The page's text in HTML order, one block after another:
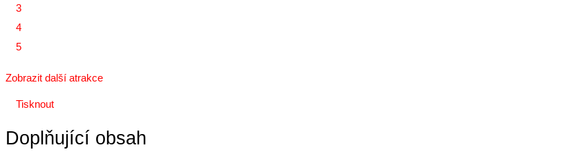
3
4
5
Zobrazit další atrakce
Tisknout
Doplňující obsah